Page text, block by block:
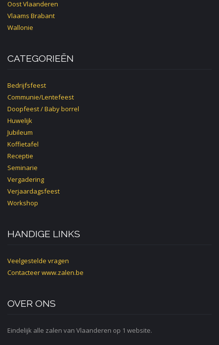
Oost Vlaanderen
Vlaams Brabant
Wallonie
CATEGORIEËN
Bedrijfsfeest
Communie/Lentefeest
Doopfeest / Baby borrel
Huwelijk
Jubileum
Koffietafel
Receptie
Seminarie
Vergadering
Verjaardagsfeest
Workshop
HANDIGE LINKS
Veelgestelde vragen
Contacteerwww.zalen.be
OVER ONS
Eindelijk alle zalen van Vlaanderen op 1 website.